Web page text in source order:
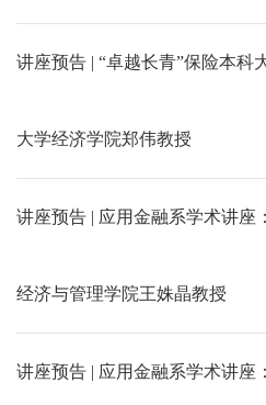
讲座预告 | “卓越长青”保险本科
大学经济学院郑伟教授
讲座预告 | 应用金融系学术讲座
经济与管理学院王姝晶教授
讲座预告 | 应用金融系学术讲座